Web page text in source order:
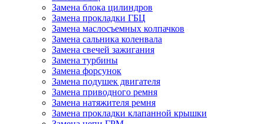
Замена блока цилиндров
Замена прокладки ГБЦ
Замена маслосъемных колпачков
Замена сальника коленвала
Замена свечей зажигания
Замена турбины
Замена форсунок
Замена подушек двигателя
Замена приводного ремня
Замена натяжителя ремня
Замена прокладки клапанной крышки